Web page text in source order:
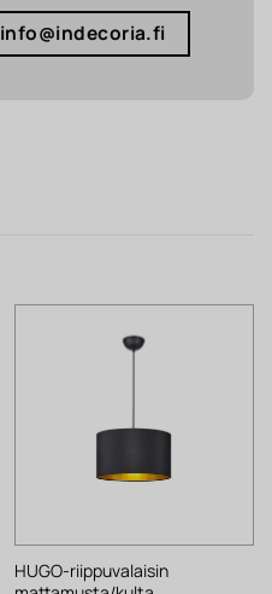
info@indecoria.fi
HUGO-riippuvalaisin